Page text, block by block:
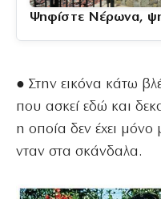
Ψηφίστε Νέρωνα,
● Στην εικόνα κάτω
που ασκεί εδώ και
η οποία δεν έχει
νταν στα σκάνδαλα.